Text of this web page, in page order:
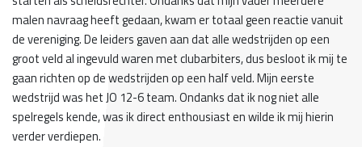
malen navraag heeft gedaan, kwam er totaal geen reactie vanuit
de vereniging. De leiders gaven aan dat alle wedstrijden op een
groot veld al ingevuld waren met clubarbiters, dus besloot ik mij te
gaan richten op de wedstrijden op een half veld. Mijn eerste
wedstrijd was het JO 12-6 team. Ondanks dat ik nog niet alle
spelregels kende, was ik direct enthousiast en wilde ik mij hierin
verder verdiepen.